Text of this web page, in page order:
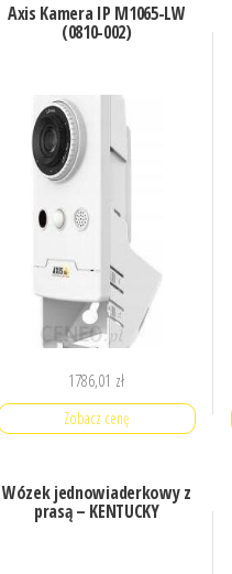
Axis Kamera IP M1065-LW
(0810-002)
1786,01 zł
Zobacz cenę
Wózek jednowiaderkowy z
prasą – KENTUCKY